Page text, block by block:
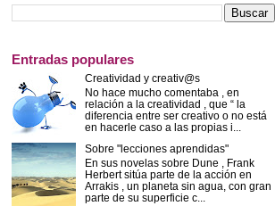
Entradas populares
Creatividad y creativ@s
No hace mucho comentaba , en
relación a la creatividad , que “ la
diferencia entre ser creativo o no está
en hacerle caso a las propias i...
Sobre "lecciones aprendidas"
En sus novelas sobre Dune , Frank
Herbert sitúa parte de la acción en
Arrakis , un planeta sin agua, con gran
parte de su superficie c...